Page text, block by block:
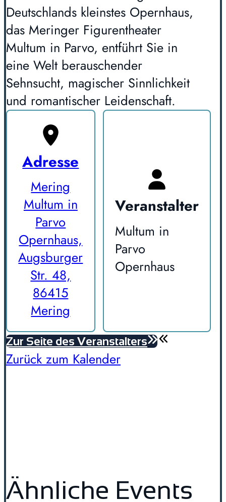
Deutschlands kleinstes Opernhaus,
das Meringer Figurentheater
Multum in Parvo, entführt Sie in
eine Welt berauschender
Sehnsucht, magischer Sinnlichkeit
und romantischer Leidenschaft.
Adresse
Mering
Multum in
Parvo
Opernhaus,
Augsburger
Str. 48,
86415
Mering
Veranstalter
Multum in
Parvo
Opernhaus
Zur Seite des Veranstalters
Zurück zum Kalender
Ähnliche Events